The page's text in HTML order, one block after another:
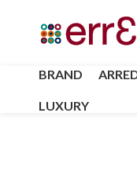
BRAND
LUXURY